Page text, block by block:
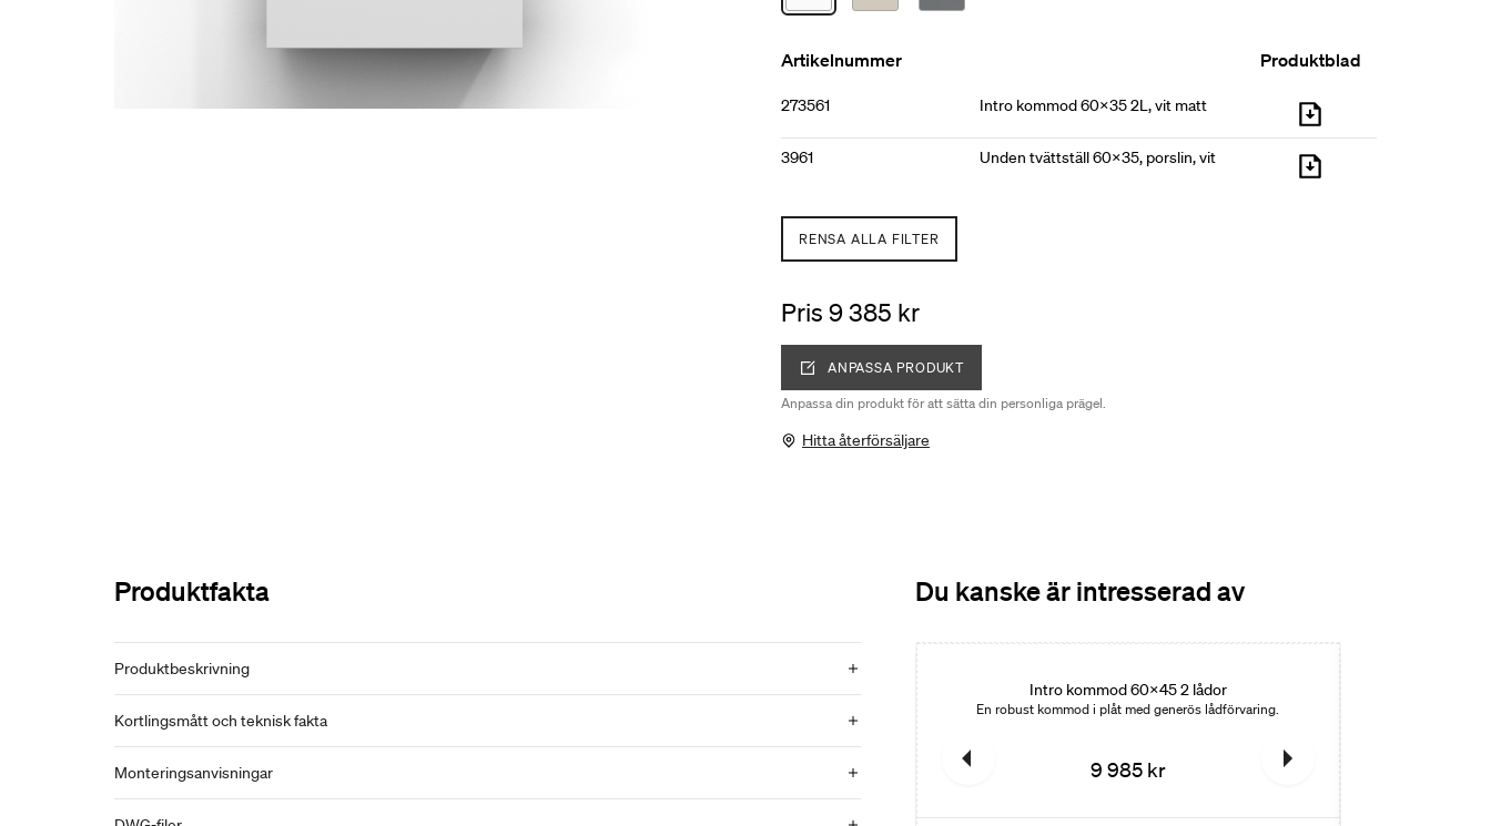
Artikelnummer Produktblad
273561 Intro kommod 60x35 2L, vit matt
3961 Unden tvättställ 60x35, porslin, vit
RENSA ALLA FILTER
Pris 9 385 kr
ANPASSA PRODUKT
Anpassa din produkt för att sätta din personliga prägel.
Hitta återförsäljare
Produktfakta
Produktbeskrivning
Kortlingsmått och teknisk fakta
Monteringsanvisningar
Du kanske är intresserad av
Intro kommod 60x45 2 dörrar Intro kommod 60x45 2 lådor
En robust kommod i plåt med generös lådförvaring.
9 985 kr